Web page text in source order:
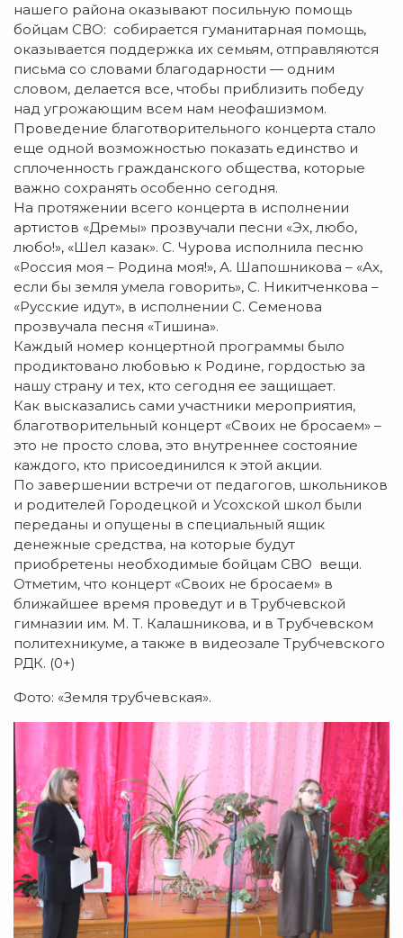
нашего района оказывают посильную помощь
бойцам СВО: собирается гуманитарная помощь,
оказывается поддержка их семьям, отправляются
письма со словами благодарности — одним
словом, делается все, чтобы приблизить победу
над угрожающим всем нам неофашизмом.
Проведение благотворительного концерта стало
еще одной возможностью показать единство и
сплоченность гражданского общества, которые
важно сохранять особенно сегодня.
На протяжении всего концерта в исполнении
артистов «Дремы» прозвучали песни «Эх, любо,
любо!», «Шел казак». С. Чурова исполнила песню
«Россия моя – Родина моя!», А. Шапошникова – «Ах,
если бы земля умела говорить», С. Никитченкова –
«Русские идут», в исполнении С. Семенова
прозвучала песня «Тишина».
Каждый номер концертной программы было
продиктовано любовью к Родине, гордостью за
нашу страну и тех, кто сегодня ее защищает.
Как высказались сами участники мероприятия,
благотворительный концерт «Своих не бросаем» –
это не просто слова, это внутреннее состояние
каждого, кто присоединился к этой акции.
По завершении встречи от педагогов, школьников
и родителей Городецкой и Усохской школ были
переданы и опущены в специальный ящик
денежные средства, на которые будут
приобретены необходимые бойцам СВО вещи.
Отметим, что концерт «Своих не бросаем» в
ближайшее время проведут и в Трубчевской
гимназии им. М. Т. Калашникова, и в Трубчевском
политехникуме, а также в видеозале Трубчевского
РДК. (0+)
Фото: «Земля трубчевская».